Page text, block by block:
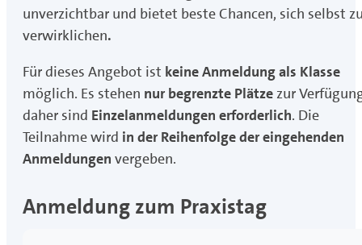
unverzichtbar und bietet beste Chancen, sich selbst
verwirklichen.
Für dieses Angebot ist keine Anmeldung als Klasse
möglich. Es stehen nur begrenzte Plätze zur
daher sind Einzelanmeldungen erforderlich. Die
Teilnahme wird in der Reihenfolge der eingehenden
Anmeldungen vergeben.
Anmeldung zum Praxistag